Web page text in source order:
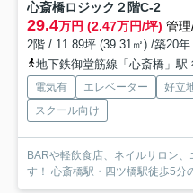
心斎橋ロジック ２階C-2
29.4万円 (2.47万円/坪) 管
2階 / 11.89坪 (39.31㎡) /築20年
地下鉄御堂筋線「心斎橋」駅
電気有 エレベーター 好立
スクール向け
BARや軽飲食店、ネイルサロン
す！ 心斎橋駅・四ツ橋駅徒歩5分